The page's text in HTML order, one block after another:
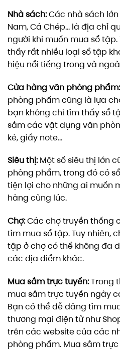
Nhà sách:Các nhà sách lớn
Nam, Cá Chép… là địa chỉ
người khi muốn mua sổ
thấy rất nhiều loại sổ tập
hiệu nổi tiếng trong và
Cửa hàng văn phòng phẩm:
phòng phẩm cũng là lựa
bạn không chỉ tìm thấy sổ
sắm các vật dụng văn
kẻ, giấy note…
Siêu thị:Một số siêu thị lớn
phòng phẩm, trong đó có
tiện lợi cho những ai muốn
hàng cùng lúc.
Chợ:Các chợ truyền thống
tìm mua sổ tập. Tuy nhiên,
tập ở chợ có thể không đa
các địa điểm khác.
Mua sắm trực tuyến:Trong
mua sắm trực tuyến ngày
Bạn có thể dễ dàng tìm
thương mại điện tử như
trên các website của các
phòng phẩm. Mua sắm